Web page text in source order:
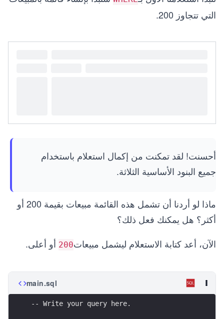
التي تتجاوز 200.
أحسنت! لقد تمكنت من إكمال استعلام باستخدام
جميع البنود الأساسية الثلاثة.
ماذا لو أردنا أن تشمل هذه القائمة مبيعات بقيمة 200 أو
أكثر؟ هل يمكنك فعل ذلك؟
الآن، أعد كتابة الاستعلام ليشمل مبيعات200 أو أعلى.
main.sql
-- Write your query here.